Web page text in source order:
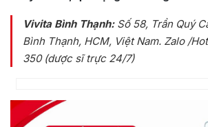
Vivita Bình Thạnh:Số 58, Trần Quý
Bình Thạnh, HCM, Việt Nam. Zalo /
350 (dược sĩ trực 24/7)